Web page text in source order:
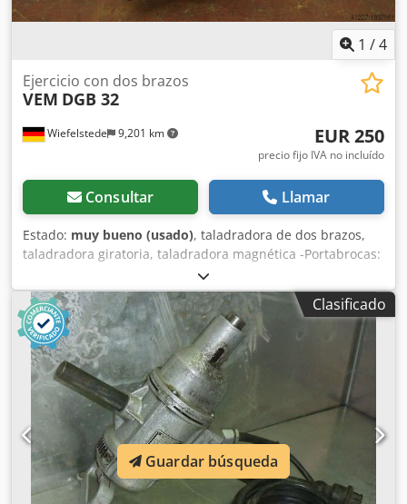
1 /4
Wiefelstede 9,201 km
Ejercicio con dos brazos
VEM DGB 32
EUR 250
precio fijo IVA no incluído
Consultar Llamar
Estado: muy bueno (usado), taladradora de dos brazos,
taladradora giratoria, taladradora magnética -Portabrocas:
MK3 -Potencia nominal: 1100 W Codeb E Aq Sjpfx Aczeha -
Conexión: 380 voltios -Diámetro máximo de la broca: 32
mm -Dimensiones: 550/560/A150 mm -Peso: 17 kgClasificado
Guardar búsqueda